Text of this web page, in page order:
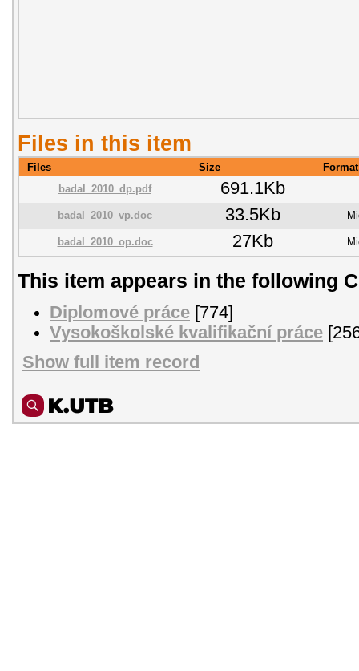
Files in this item
Files Size
Format
badal_2010_dp.pdf
691.1Kb
badal_2010_vp.doc 33.5Kb
badal_2010_op.doc 27Kb
This item appears in the following
Diplomové práce [774]
Vysokoškolské kvalifikační práce
Show full item record